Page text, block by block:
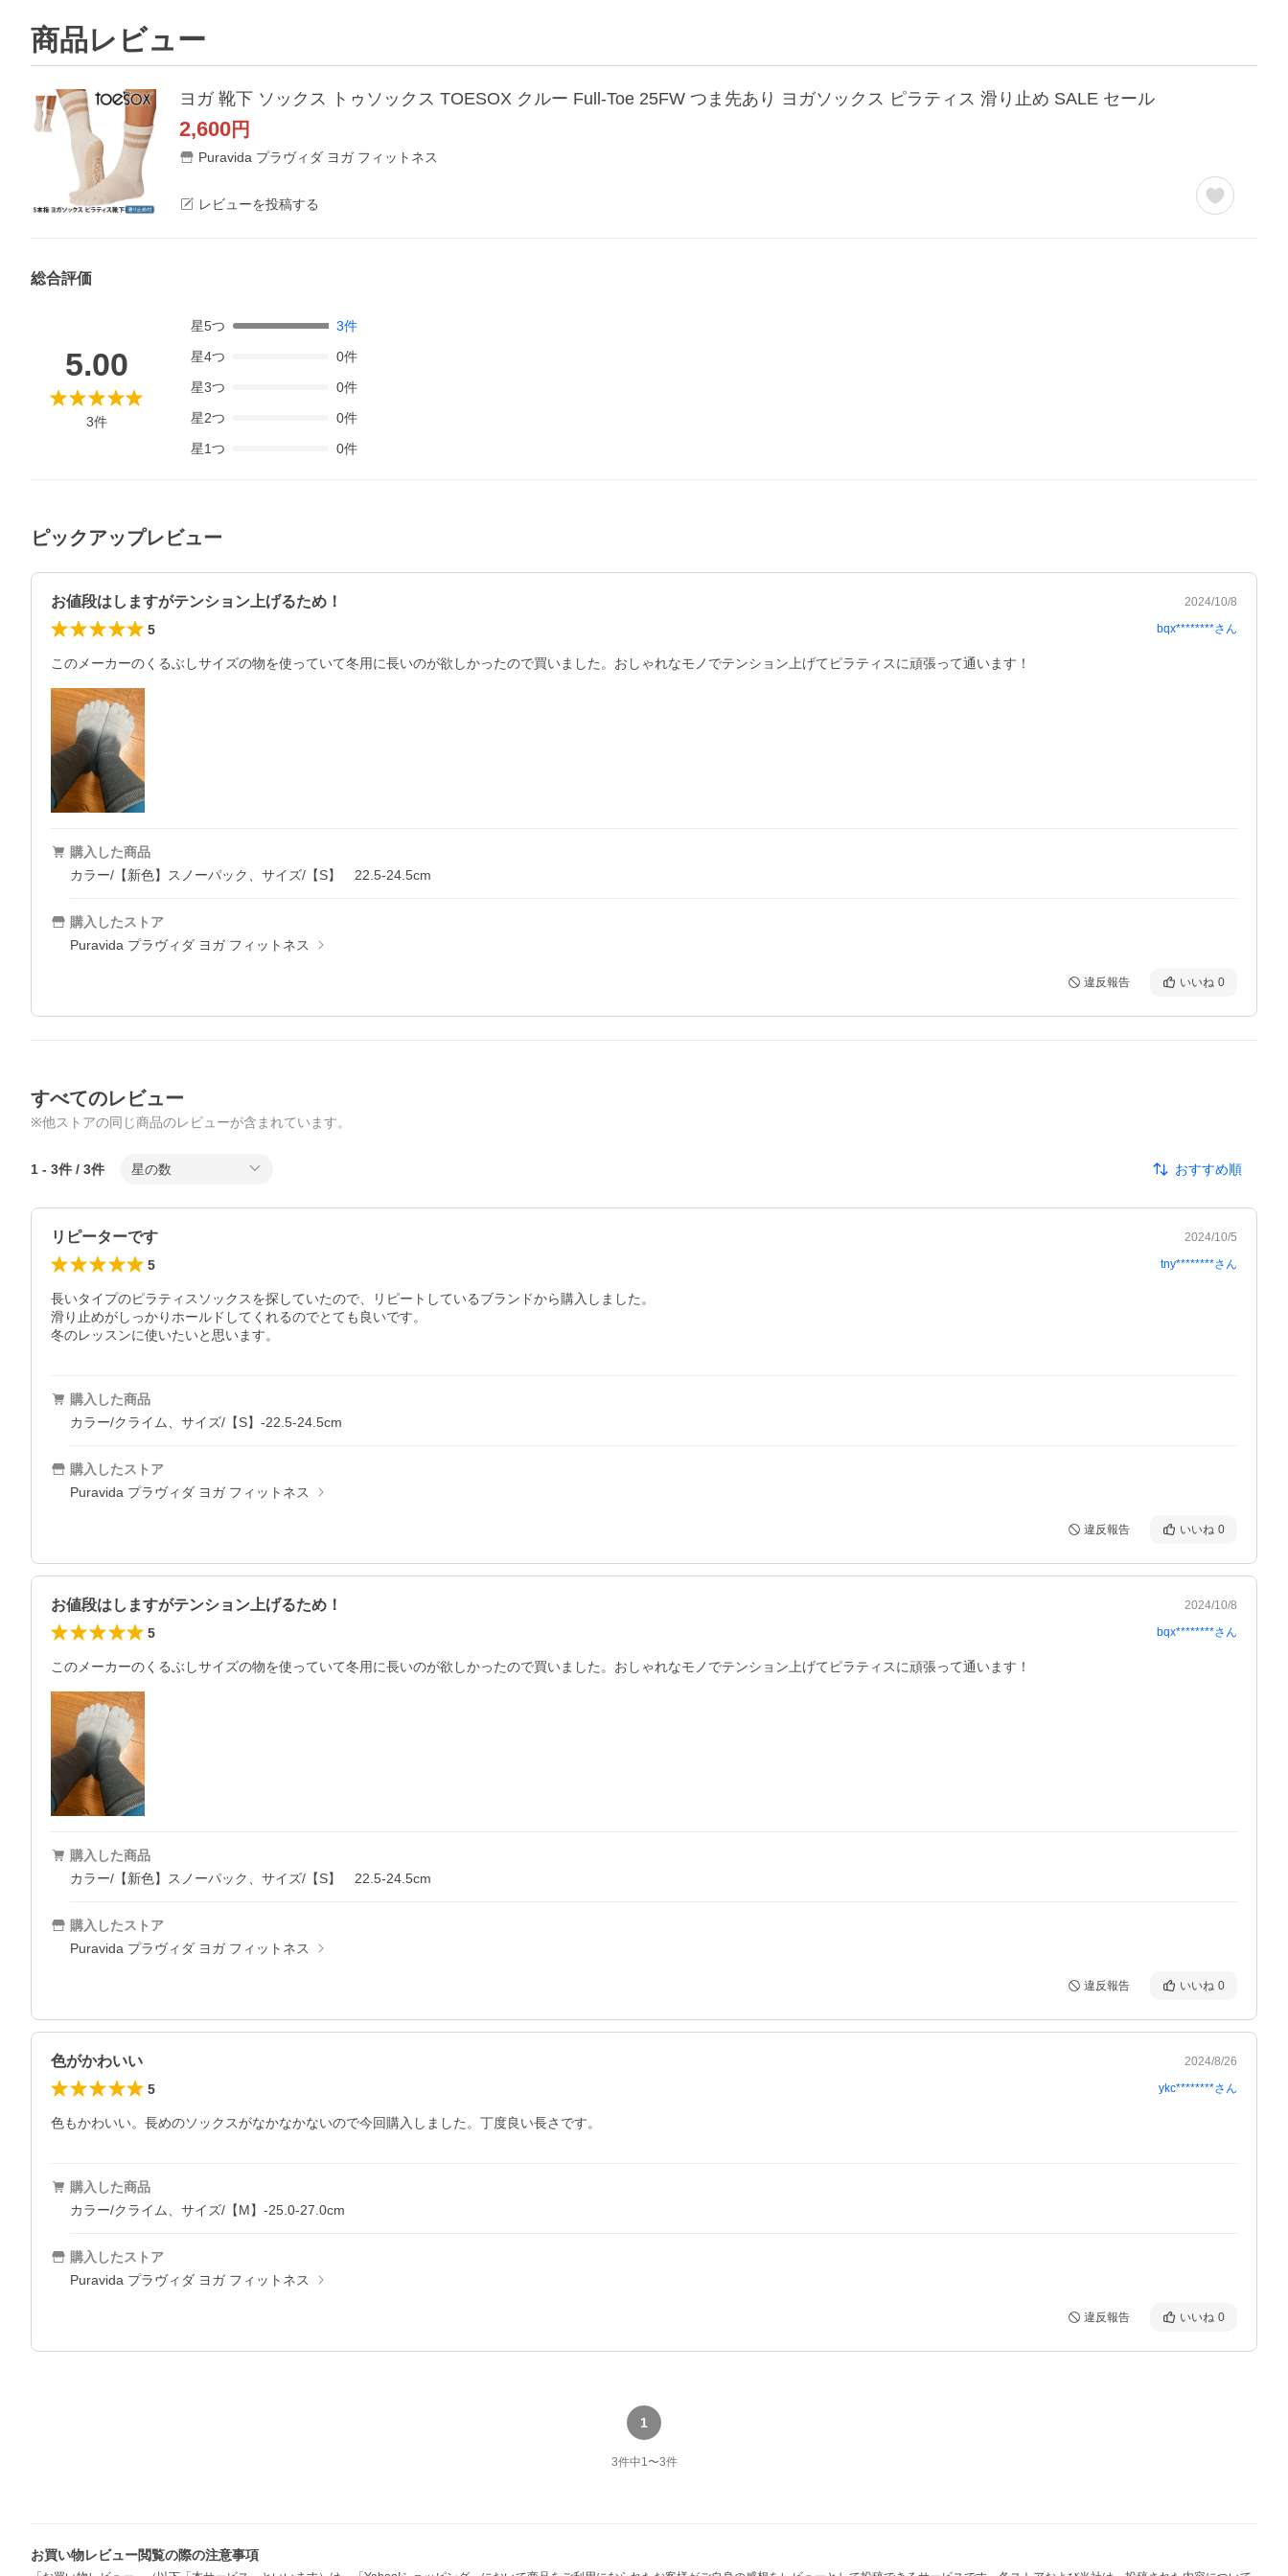
商品レビュー
ヨガ 靴下 ソックス トゥソックス TOESOX クルー Full-Toe 25FW つま先あり ヨガソックス ピラティス 滑り止め SALE セール
2,600円
Puravida プラヴィダ ヨガ フィットネス
レビューを投稿する
総合評価
5.00
3件
星5つ 3件
星4つ 0件
星3つ 0件
星2つ 0件
星1つ 0件
ピックアップレビュー
お値段はしますがテンション上げるため！ 2024/10/8
5 bqx********さん
このメーカーのくるぶしサイズの物を使っていて冬用に長いのが欲しかったので買いました。おしゃれなモノでテンション上げてピラティスに頑張って通います！
購入した商品
カラー/【新色】スノーパック、サイズ/【S】 22.5-24.5cm
購入したストア
Puravida プラヴィダ ヨガ フィットネス
違反報告 いいね 0
すべてのレビュー
※他ストアの同じ商品のレビューが含まれています。
1 - 3件 / 3件 星の数 おすすめ順
リピーターです 2024/10/5
5 tny********さん
長いタイプのピラティスソックスを探していたので、リピートしているブランドから購入しました。
滑り止めがしっかりホールドしてくれるのでとても良いです。
冬のレッスンに使いたいと思います。
購入した商品
カラー/クライム、サイズ/【S】-22.5-24.5cm
購入したストア
Puravida プラヴィダ ヨガ フィットネス
違反報告 いいね 0
お値段はしますがテンション上げるため！ 2024/10/8
5 bqx********さん
このメーカーのくるぶしサイズの物を使っていて冬用に長いのが欲しかったので買いました。おしゃれなモノでテンション上げてピラティスに頑張って通います！
購入した商品
カラー/【新色】スノーパック、サイズ/【S】 22.5-24.5cm
購入したストア
Puravida プラヴィダ ヨガ フィットネス
違反報告 いいね 0
色がかわいい 2024/8/26
5 ykc********さん
色もかわいい。長めのソックスがなかなかないので今回購入しました。丁度良い長さです。
購入した商品
カラー/クライム、サイズ/【M】-25.0-27.0cm
購入したストア
Puravida プラヴィダ ヨガ フィットネス
違反報告 いいね 0
1
3件中1〜3件
お買い物レビュー閲覧の際の注意事項